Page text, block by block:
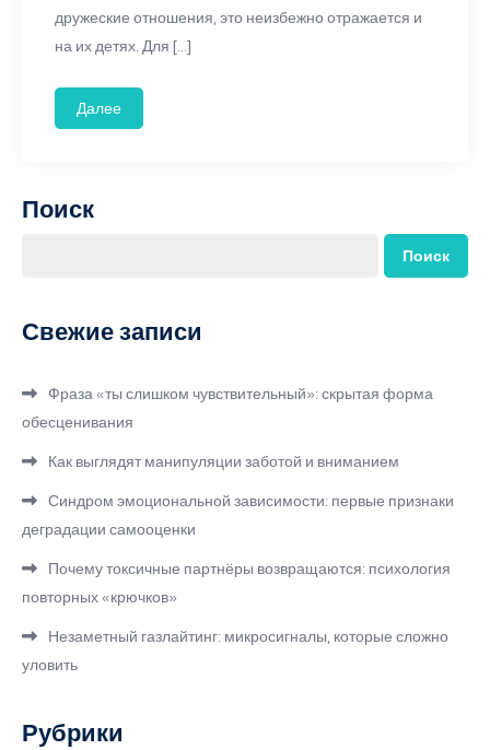
дружеские отношения, это неизбежно отражается и
на их детях. Для […]
Далее
Поиск
Поиск
Свежие записи
Фраза «ты слишком чувствительный»: скрытая форма
обесценивания
Как выглядят манипуляции заботой и вниманием
Синдром эмоциональной зависимости: первые признаки
деградации самооценки
Почему токсичные партнёры возвращаются: психология
повторных «крючков»
Незаметный газлайтинг: микросигналы, которые сложно
уловить
Рубрики